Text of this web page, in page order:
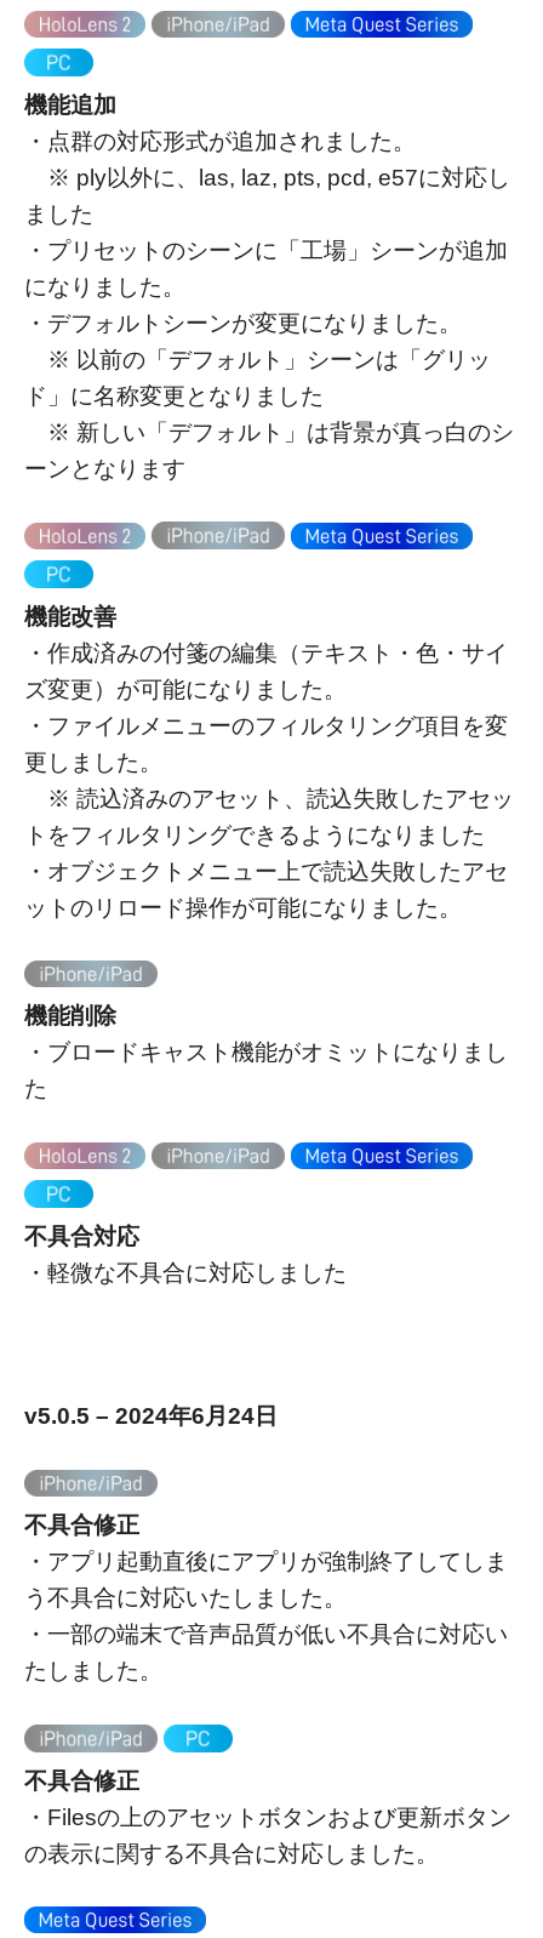
機能追加
・点群の対応形式が追加されました。
※ ply以外に、las, laz, pts, pcd, e57に対応し
ました
・プリセットのシーンに「工場」シーンが追加
になりました。
・デフォルトシーンが変更になりました。
※ 以前の「デフォルト」シーンは「グリッ
ド」に名称変更となりました
※ 新しい「デフォルト」は背景が真っ白のシ
ーンとなります
機能改善
・作成済みの付箋の編集（テキスト・色・サイ
ズ変更）が可能になりました。
・ファイルメニューのフィルタリング項目を変
更しました。
※ 読込済みのアセット、読込失敗したアセッ
トをフィルタリングできるようになりました
・オブジェクトメニュー上で読込失敗したアセ
ットのリロード操作が可能になりました。
機能削除
・ブロードキャスト機能がオミットになりまし
た
不具合対応
・軽微な不具合に対応しました
v5.0.5 – 2024年6月24日
不具合修正
・アプリ起動直後にアプリが強制終了してしま
う不具合に対応いたしました。
・一部の端末で音声品質が低い不具合に対応い
たしました。
不具合修正
・Filesの上のアセットボタンおよび更新ボタン
の表示に関する不具合に対応しました。